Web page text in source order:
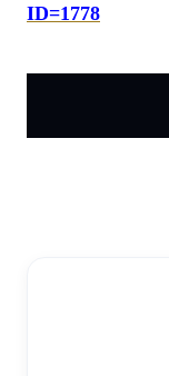
ID=1778